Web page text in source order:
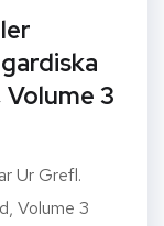
3
Ur Grefl.
Volume 3